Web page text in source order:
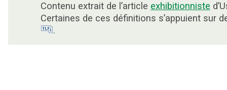
Contenu extrait de l’article exhibitionniste
Certaines de ces définitions s’appuient sur
.